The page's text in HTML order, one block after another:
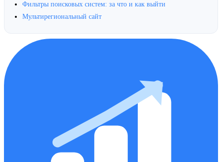
Фильтры поисковых систем: за что и как выйти
Мультирегиональный сайт